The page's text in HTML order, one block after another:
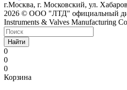
г.Москва, г. Московский, ул.
2026 © ООО "ЛТД" официальный
Instruments & Valves Manufacturing
Найти
0
0
0
Корзина